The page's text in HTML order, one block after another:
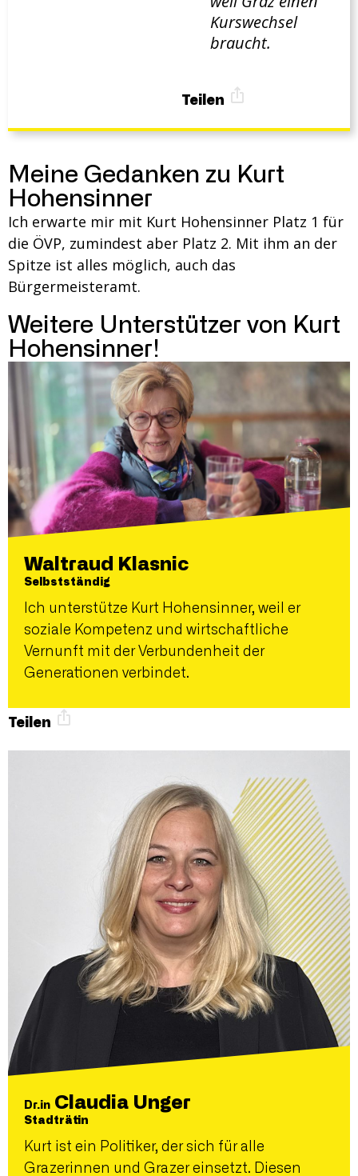
Kurswechsel
braucht.
Teilen
Meine Gedanken zu Kurt
Hohensinner
Ich erwarte mir mit Kurt Hohensinner Platz 1 für
die ÖVP, zumindest aber Platz 2. Mit ihm an der
Spitze ist alles möglich, auch das
Bürgermeisteramt.
Weitere Unterstützer von Kurt
Hohensinner!
Waltraud Klasnic
Selbstständig
Ich unterstütze Kurt Hohensinner, weil er
soziale Kompetenz und wirtschaftliche
Vernunft mit der Verbundenheit der
Generationen verbindet.
Teilen
Dr.in Claudia Unger
Stadträtin
Kurt ist ein Politiker, der sich für alle
Grazerinnen und Grazer einsetzt. Diesen